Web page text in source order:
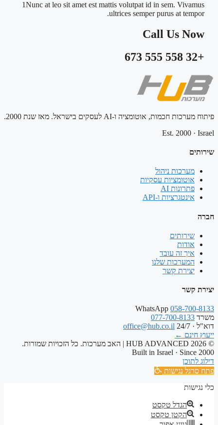
1Nunc at leo sit amet est mattis volutpat id in sem. Vivamus
ultrices semper purus at tempor.
Call Us Now
+32 558 555 673
פיתוח מערכות חכמות, אוטומציה ו-AI לעסקים בישראל. מאז שנת 2000.
Est. 2000 · Israel
שירותים
מערכות ניהול
אוטומציות עסקיות
פתרונות AI
אינטגרציות ו-API
חברה
שירותים
אודות
איך זה עובד
המערכות שלנו
יצירת קשר
יצירת קשר
WhatsApp 058-700-8133
משרד 077-700-8133
דוא"ל · 24/7
office@hub.co.il
ייעוץ חינם ←
© 2026 HUB ADVANCED | האב מערכות. כל הזכויות שמורות.
Built in Israel · Since 2000
דילוג לתוכן
פתח סרגל נגישות
כלי נגישות
הגדל טקסט
הקטן טקסט